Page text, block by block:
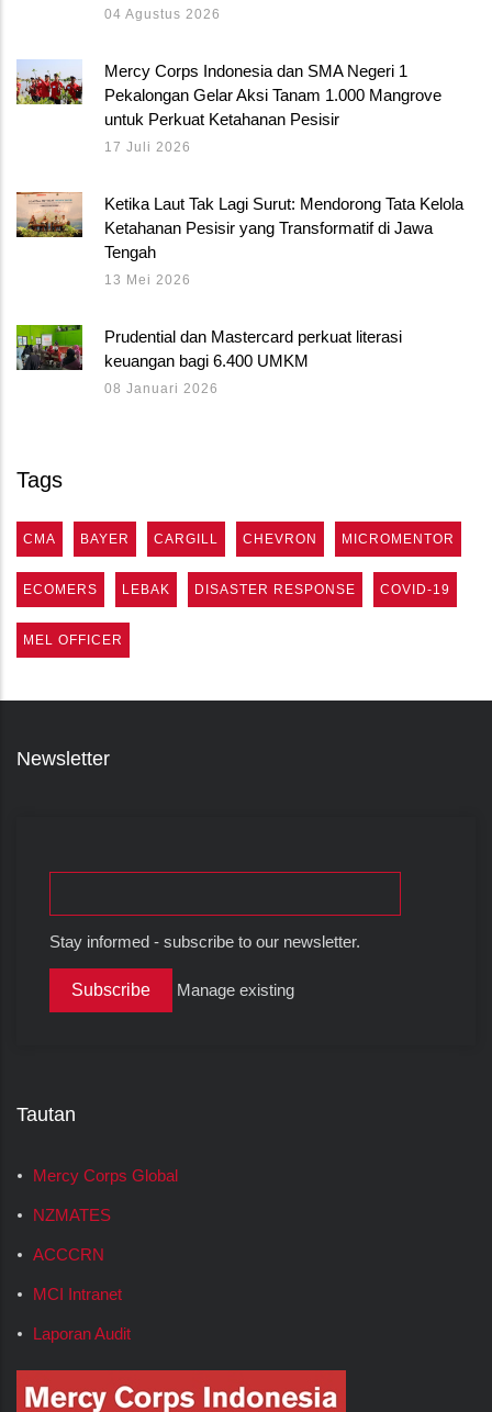
04 Agustus 2026
Mercy Corps Indonesia dan SMA Negeri 1
Pekalongan Gelar Aksi Tanam 1.000 Mangrove
untuk Perkuat Ketahanan Pesisir
17 Juli 2026
Ketika Laut Tak Lagi Surut: Mendorong Tata Kelola
Ketahanan Pesisir yang Transformatif di Jawa
Tengah
13 Mei 2026
Prudential dan Mastercard perkuat literasi
keuangan bagi 6.400 UMKM
08 Januari 2026
Tags
CMA BAYER CARGILL CHEVRON MICROMENTOR
ECOMERS LEBAK DISASTER RESPONSE COVID-19
MEL OFFICER
Newsletter
Stay informed - subscribe to our newsletter.
Manage existing
Tautan
Mercy Corps Global
NZMATES
ACCCRN
MCI Intranet
Laporan Audit